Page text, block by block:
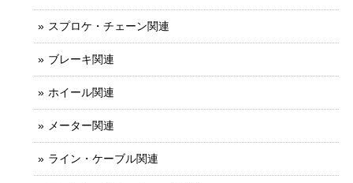
スプロケ・チェーン関連
ブレーキ関連
ホイール関連
メーター関連
ライン・ケーブル関連